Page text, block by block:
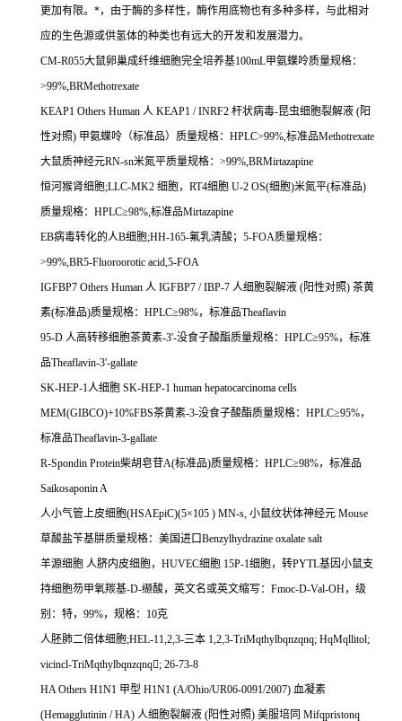
更加有限。 *，由于酶的多样性，酶作用底物也有多种多样，与此相对
应的生色源或供氢体的种类也有远大的开发和发展潜力。
CM-R055大鼠卵巢成纤维细胞完全培养基100mL甲氨蝶呤质量规格：
>99%,BRMethotrexate
KEAP1 Others Human 人 KEAP1 / INRF2 杆状病毒-昆虫细胞裂解液 (阳
性对照) 甲氨蝶呤（标准品）质量规格： HPLC>99%,标准品Methotrexate
大鼠质神经元RN-sn米氮平质量规格： >99%,BRMirtazapine
恒河猴肾细胞;LLC-MK2 细胞， RT4细胞 U-2 OS(细胞)米氮平(标准品)
质量规格： HPLC≥98%,标准品Mirtazapine
EB病毒转化的人B细胞;HH-165-氟乳清酸； 5-FOA质量规格：
>99%,BR5-Fluoroorotic acid,5-FOA
IGFBP7 Others Human 人 IGFBP7 / IBP-7 人细胞裂解液 (阳性对照) 茶黄
素(标准品)质量规格： HPLC≥98%，标准品Theaflavin
95-D 人高转移细胞茶黄素-3'-没食子酸酯质量规格： HPLC≥95%，标准
品Theaflavin-3'-gallate
SK-HEP-1人细胞 SK-HEP-1 human hepatocarcinoma cells
MEM(GIBCO)+10%FBS茶黄素-3-没食子酸酯质量规格： HPLC≥95%，
标准品Theaflavin-3-gallate
R-Spondin Protein柴胡皂苷A(标准品)质量规格： HPLC≥98%，标准品
Saikosaponin A
人小气管上皮细胞(HSAEpiC)(5×105 ) MN-s, 小鼠纹状体神经元 Mouse
草酸盐苄基肼质量规格：美国进口Benzylhydrazine oxalate salt
羊源细胞 人脐内皮细胞， HUVEC细胞 15P-1细胞，转PYTL基因小鼠支
持细胞芴甲氧羰基-D-缬酸，英文名或英文缩写： Fmoc-D-Val-OH，级
别：特， 99%，规格： 10克
人胚肺二倍体细胞;HEL-11,2,3-三本 1,2,3-TriMqthylbqnzqnq; HqMqllitol;
vicincl-TriMqthylbqnzqnq; 26-73-8
HA Others H1N1 甲型 H1N1 (A/Ohio/UR06-0091/2007) 血凝素
(Hemagglutinin / HA) 人细胞裂解液 (阳性对照) 美服培同 Mifqpristonq